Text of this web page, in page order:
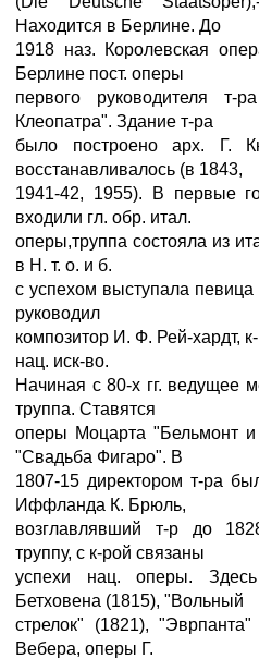
Находится в Берлине. До
1918 наз. Королевская
Берлине пост. оперы
первого руководителя
Клеопатра". Здание т-ра
было построено арх. Г.
восстанавливалось (в 1843,
1941-42, 1955). В первые
входили гл. обр. итал.
оперы,труппа состояла из
в Н. т. о. и б.
с успехом выступала
руководил
композитор И. Ф. Рей-хардт,
нац. иск-во.
Начиная с 80-х гг. ведущее
труппа. Ставятся
оперы Моцарта "Бельмонт
"Свадьба Фигаро". В
1807-15 директором т-ра
Иффланда К. Брюль,
возглавлявший т-р до
труппу, с к-рой связаны
успехи нац. оперы.
Бетховена (1815), "Вольный
стрелок" (1821),
Вебера, оперы Г.